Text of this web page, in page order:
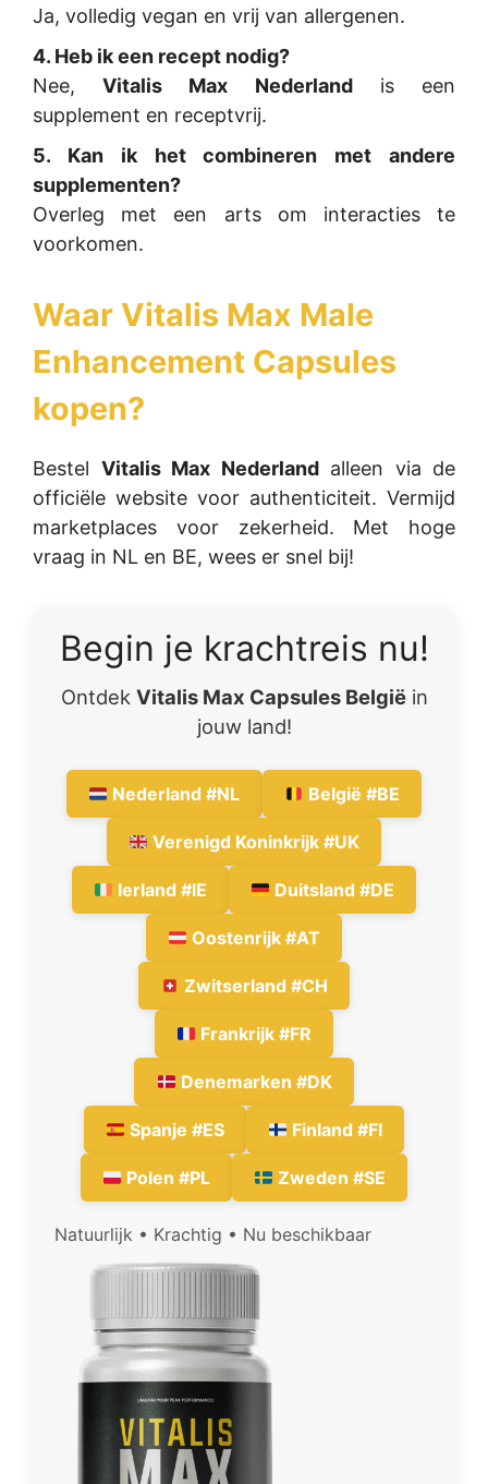
Ja, volledig vegan en vrij van allergenen.
4. Heb ik een recept nodig?
Nee,Vitalis Max Nederlandis een
supplement en receptvrij.
5. Kan ik het combineren met andere
supplementen?
Overleg met een arts om interacties te
voorkomen.
Waar Vitalis Max Male
Enhancement Capsules
kopen?
Bestel Vitalis Max Nederlandalleen via de
officiële website voor authenticiteit. Vermijd
marketplaces voor zekerheid. Met hoge
vraag in NL en BE, wees er snel bij!
Begin je krachtreis nu!
Ontdek Vitalis Max Capsules Belgiëin
jouw land!
Nederland #NL België #BE
Verenigd Koninkrijk #UK
Ierland #IE Duitsland #DE
Oostenrijk #AT
Zwitserland #CH
Frankrijk #FR
Denemarken #DK
Spanje #ES Finland #FI
Polen #PL Zweden #SE
Natuurlijk • Krachtig • Nu beschikbaar